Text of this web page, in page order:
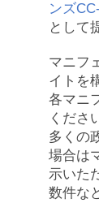
ンズ
として
マニフ
イトを
各マニ
くださ
多くの
場合は
示いた
数件な